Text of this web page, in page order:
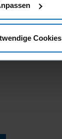
Cookies